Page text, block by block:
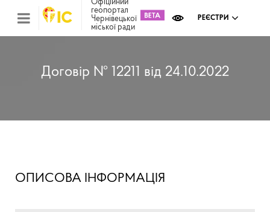
Офіційний
геопортал
Чернівецької
міської ради
РЕЄСТРИ
Договір № 12211 від 24.10.2022
ОПИСОВА ІНФОРМАЦІЯ